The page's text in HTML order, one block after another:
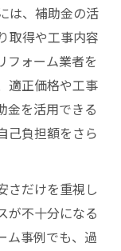
は、補助金の活
取得や工事内容
フォーム業者を
適正価格や工事
金を活用できる
己負担額をさら
さだけを重視し
が不十分になる
ム事例でも、過